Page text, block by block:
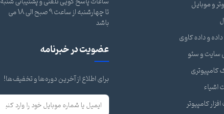
و موبایل
داده و داده کاوی
سایت و سئو
کامپیوتری
اشیاء
کامپیوتر
تا چهارشنبه از ساعت 9 صبح الی 18 می
باشد
عضویت در خبرنامه
برای اطلاع از آخرین دوره‌ها و تخفیف‌ها!